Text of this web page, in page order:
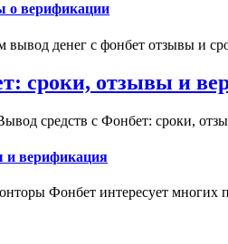
о верификации
вывод денег с фонбет отзывы и
сроки, отзывы и
средств с Фонбет: сроки,
и верификация
Фонбет интересует